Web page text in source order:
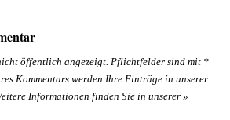
öffentlich angezeigt. Pflichtfelder sind mit *
Kommentars werden Ihre Einträge in unserer
Informationen finden Sie in unserer »